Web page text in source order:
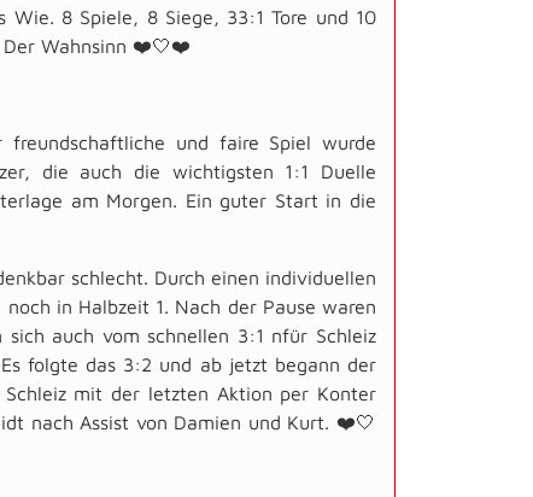
Wie. 8 Spiele, 8 Siege, 33:1 Tore und 10
Der Wahnsinn ❤️🤍❤️
und faire Spiel wurde
die auch die wichtigsten 1:1 Duelle
am Morgen. Ein guter Start in die
schlecht. Durch einen individuellen
in Halbzeit 1. Nach der Pause waren
auch vom schnellen 3:1 nfür Schleiz
folgte das 3:2 und ab jetzt begann der
Schleiz mit der letzten Aktion per Konter
nach Assist von Damien und Kurt. ❤️🤍